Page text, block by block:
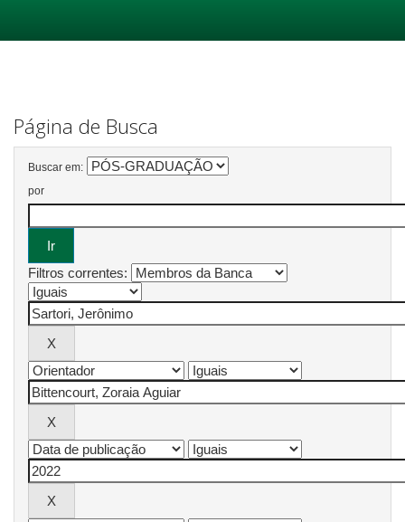
Página de Busca
Buscar em:
por
Filtros correntes: